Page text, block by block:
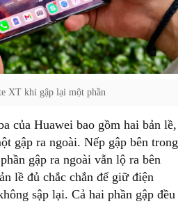
XT khi gập lại một phần
của Huawei bao gồm hai bản lề,
gập ra ngoài. Nếp gập bên trong
gập ra ngoài vẫn lộ ra bên
lề đủ chắc chắn để giữ điện
sập lại. Cả hai phần gập đều